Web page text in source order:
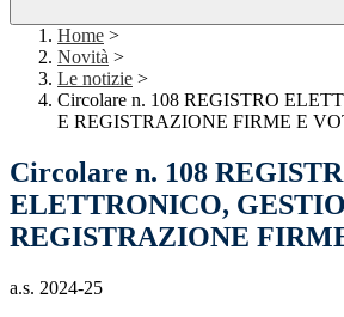
Home >
Novità >
Le notizie >
Circolare n. 108 REGISTRO
E REGISTRAZIONE FIRME E
Circolare n. 108
ELETTRONICO,
REGISTRAZIONE
a.s. 2024-25